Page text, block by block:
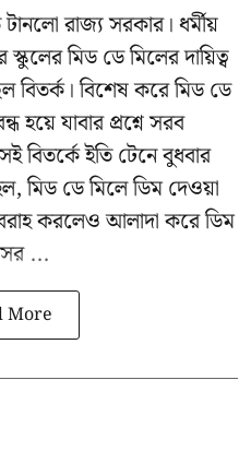
রাজ্য সরকার। ধর্মীয়
মিড ডে মিলের দায়িত্ব
বিশেষ করে মিড ডে
যাবার প্রশ্নে সরব
বিতর্কে ইতি টেনে বুধবার
মিড ডে মিলে ডিম দেওয়া
করলেও আলাদা করে ডিম
সর ...
More